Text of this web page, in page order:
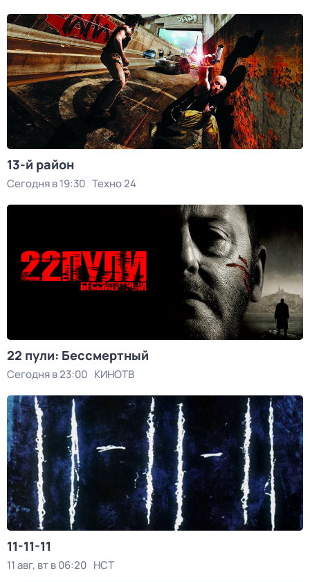
13-й район
Сегодня в 19:30 Техно 24
22 пули: Бессмертный
Сегодня в 23:00 КИНОТВ
11-11-11
11 авг, вт в 06:20 НСТ